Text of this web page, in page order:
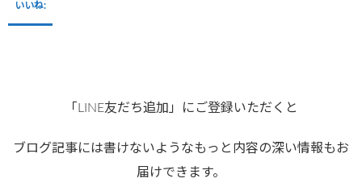
いいね:
「LINE友だち追加」にご登録いただくと
ブログ記事には書けないようなもっと内容の深い情報もお
届けできます。